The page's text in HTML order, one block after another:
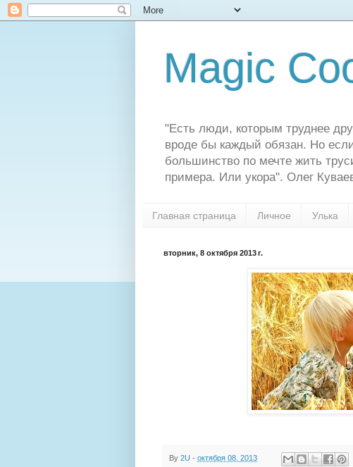
Magic
"Есть люди, которым труднее
вроде бы каждый обязан. Но
большинство по мечте жить
примера. Или укора". Олег
Главная страница Личное Улька
вторник, 8 октября 2013 г.
By 2U - октября 08, 2013